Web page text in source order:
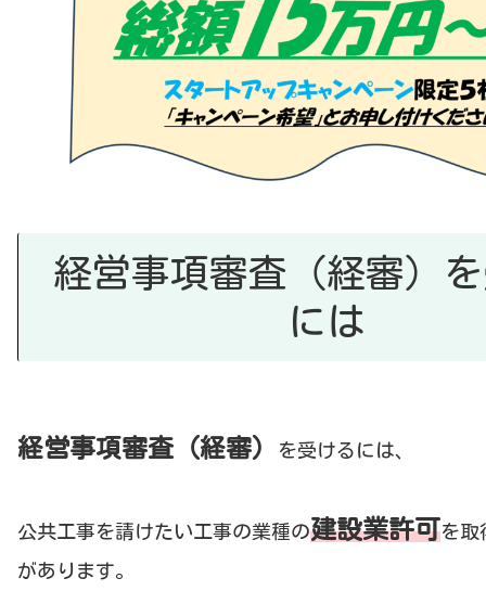
経営事項審査（経審）
には
経営事項審査（経審） を受けるには、
公共工事を請けたい工事の業種の建設業許可を取
があります。